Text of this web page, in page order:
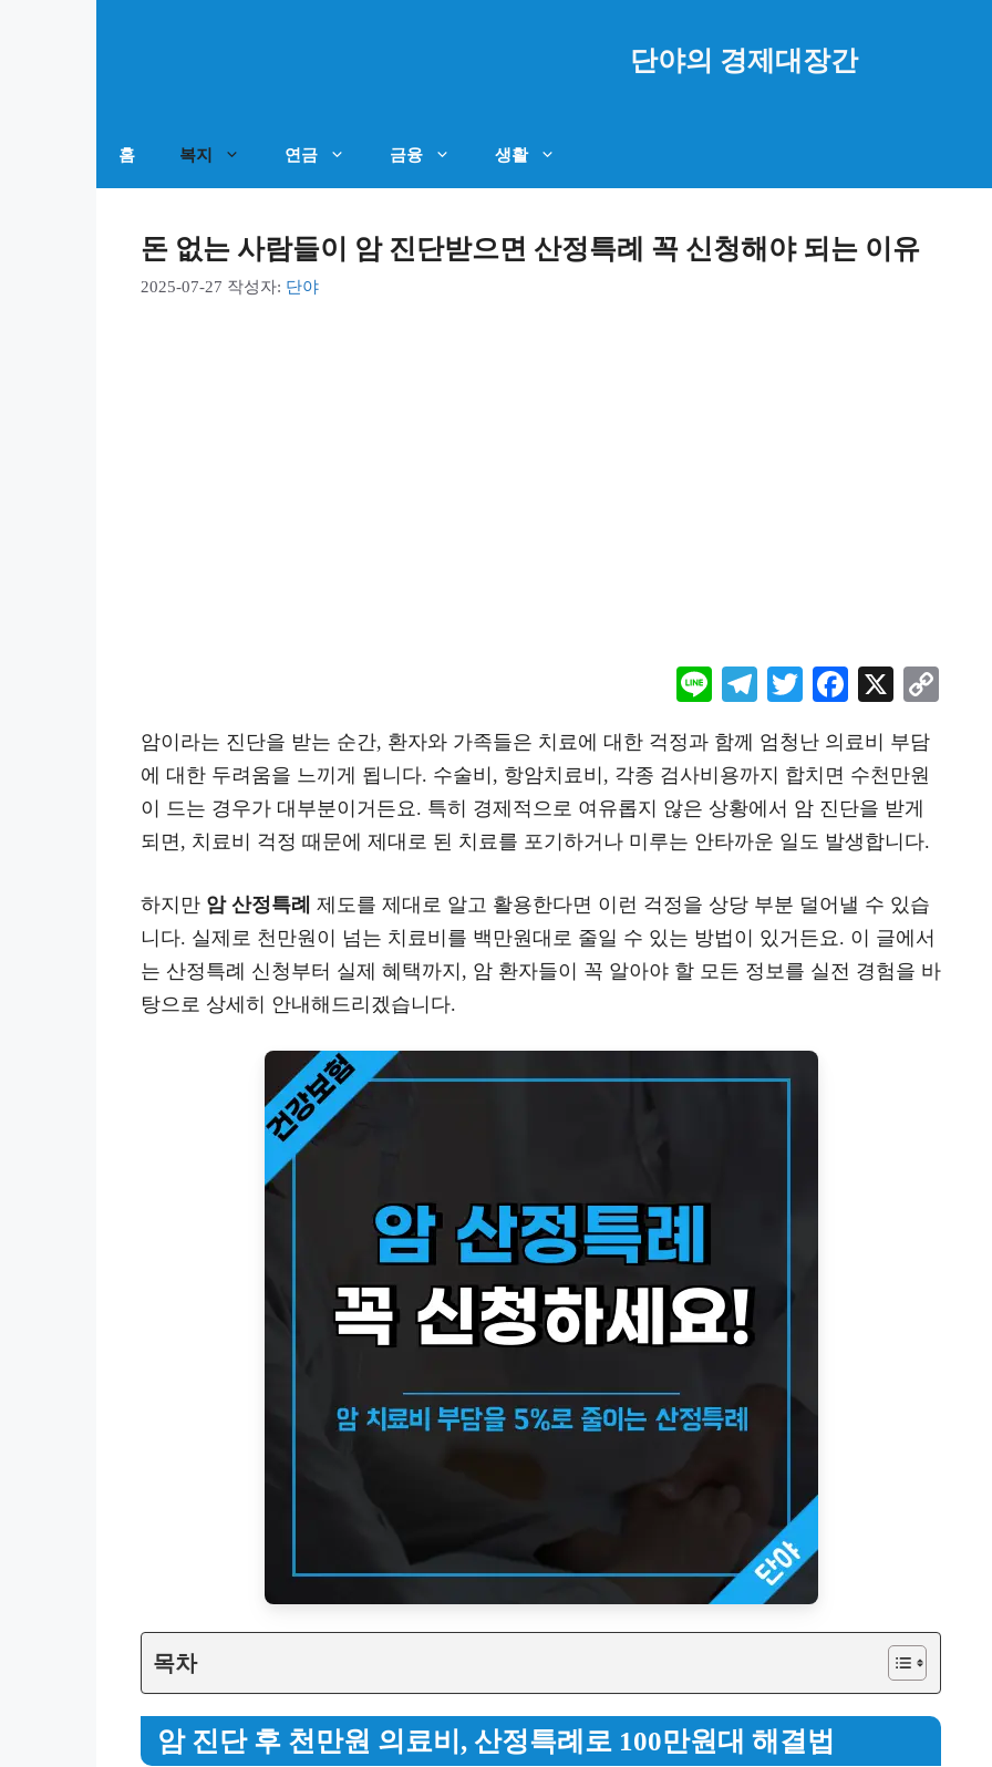
단야의 경제대장간
홈 복지 연금 금융 생활
돈 없는 사람들이 암 진단받으면 산정특례 꼭 신청해야 되는 이유
2025-07-27 작성자: 단야
Li
Te
gr
a
m
T
tt
er
F
eb
oo
k
X
암이라는 진단을 받는 순간, 환자와 가족들은 치료에 대한 걱정과 함께 엄청난 의료비 부담
에 대한 두려움을 느끼게 됩니다. 수술비, 항암치료비, 각종 검사비용까지 합치면 수천만원
이 드는 경우가 대부분이거든요. 특히 경제적으로 여유롭지 않은 상황에서 암 진단을 받게
되면, 치료비 걱정 때문에 제대로 된 치료를 포기하거나 미루는 안타까운 일도 발생합니다.
하지만 암 산정특례 제도를 제대로 알고 활용한다면 이런 걱정을 상당 부분 덜어낼 수 있습
니다. 실제로 천만원이 넘는 치료비를 백만원대로 줄일 수 있는 방법이 있거든요. 이 글에서
는 산정특례 신청부터 실제 혜택까지, 암 환자들이 꼭 알아야 할 모든 정보를 실전 경험을 바
탕으로 상세히 안내해드리겠습니다.
목차
암 진단 후 천만원 의료비, 산정특례로 100만원대 해결법